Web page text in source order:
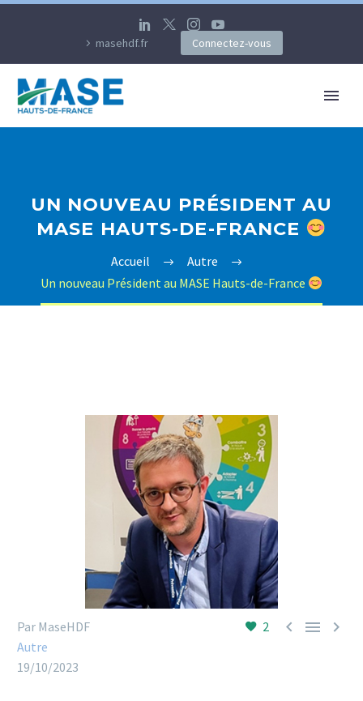
masehdf.fr Connectez-vous
UN NOUVEAU PRÉSIDENT AU
MASE HAUTS-DE-FRANCE
Accueil
Autre
Un nouveau Président au MASE Hauts-de-France
2   
Par MaseHDF
Autre
19/10/2023